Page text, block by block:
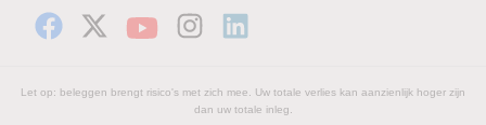
Let op: beleggen brengt risico's met zich mee. Uw totale verlies kan aanzienlijk hoger zijn
dan uw totale inleg.